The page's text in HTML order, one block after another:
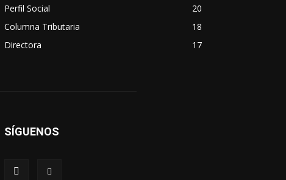
Perfil Social
20
Columna Tributaria
18
Directora
17
SÍGUENOS